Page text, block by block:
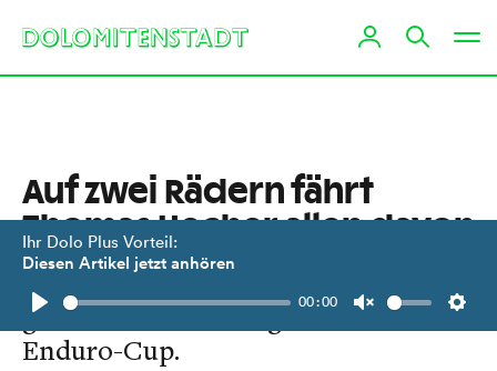
Ihr Dolo Plus Vorteil:
Diesen Artikel jetzt anhören
Play
00:00
Unmute
Auf zwei Rädern fährt
Thomas Hecher allen davon
Der 16-Jährige aus Irschen gilt als
großes Talent. 2020 gewann er den
Enduro-Cup.